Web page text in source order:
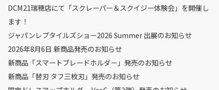
DCM21瑞穂店にて「スクレーパー＆スクイジー体験会」を開催し
ます！
ジャパンレプタイルズショー2026 Summer 出展のお知らせ
2026年8月6日 新商品発売のお知らせ
新商品「スマートブレードホルダー」発売のお知らせ
新商品「替刃 タフ三枚刃」発売のお知らせ